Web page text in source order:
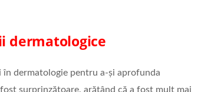
dermatologice
dermatologie pentru a-și aprofunda
surprinzătoare, arătând că a fost mult mai